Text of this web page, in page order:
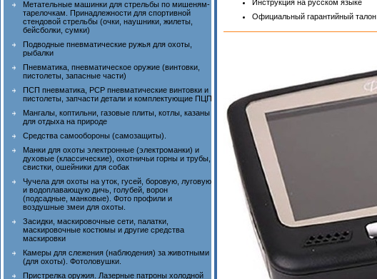
Метательные машинки для стрельбы по мишеням-
тарелочкам. Принадлежности для спортивной
стендовой стрельбы (очки, наушники, жилеты,
бейсболки, сумки)
Подводные пневматические ружья для охоты,
рыбалки
Пневматика, пневматическое оружие (винтовки,
пистолеты, запасные части)
ПСП пневматика, PCP пневматические винтовки и
пистолеты, запчасти детали и комплектующие ПЦП
Мангалы, коптильни, газовые плиты, котлы, казаны
для отдыха на природе
Средства самообороны (самозащиты).
Манки для охоты электронные (электроманки) и
духовые (классические), охотничьи горны и трубы,
свистки, ошейники для собак
Чучела для охоты на уток, гусей, боровую, луговую
и водоплавающую дичь, голубей, ворон
(подсадные, манковые). Фото профили и
воздушные змеи для охоты.
Засидки, маскировочные сети, палатки,
маскировочные костюмы и другие средства
маскировки
Камеры для слежения (наблюдения) за животными
(для охоты). Фотоловушки.
Пристрелка оружия. Лазерные патроны холодной
Инструкция на русском языке
Официальный гарантийный талон